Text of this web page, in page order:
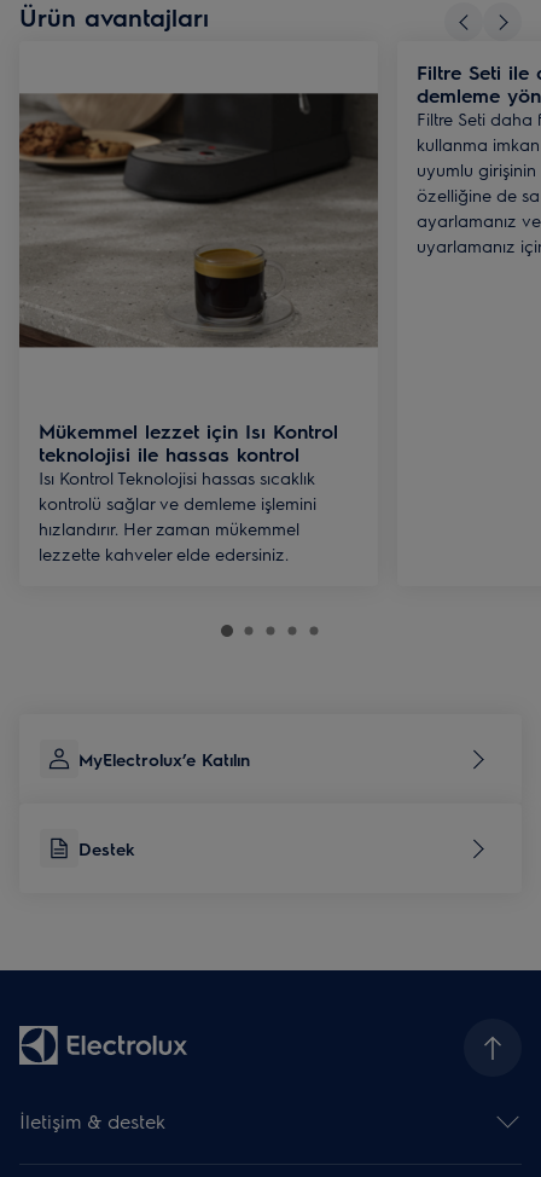
Ürün avantajları
Mükemmel lezzet için Isı Kontrol
teknolojisi ile hassas kontrol
Isı Kontrol Teknolojisi hassas sıcaklık
kontrolü sağlar ve demleme işlemini
hızlandırır. Her zaman mükemmel
lezzette kahveler elde edersiniz.
Filtre Seti ile
demleme
Filtre Seti
kullanma
uyumlu girişinin
özelliğine de
ayarlamanız
uyarlamanız
MyElectrolux’e Katılın
Destek
İletişim & destek